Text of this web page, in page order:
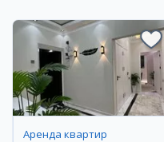
Аренда квартир